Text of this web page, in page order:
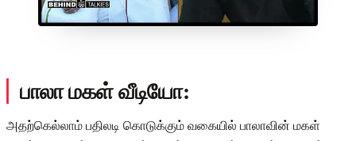
பாலா மகள் வீடியோ:
அதற்கெல்லாம் பதிலடி கொடுக்கும் வகையில் பாலாவின் மகள்